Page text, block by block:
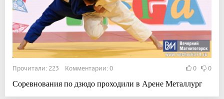
Прочитали: 223 Комментарии: 0 0 0
Соревнования по дзюдо проходили в Арене Металлург